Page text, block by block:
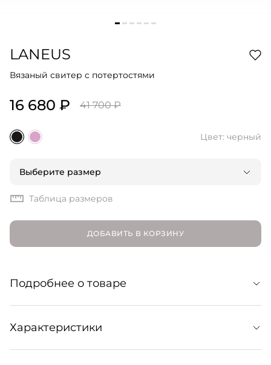
LANEUS
Вязаный свитер с потертостями
16 680 ₽ 41 700 ₽
Цвет: черный
Выберите размер
Таблица размеров
ДОБАВИТЬ В КОРЗИНУ
Подробнее о товаре
Вязаный свитер из мягкой пряжи в актуальном
дизайне с потертостями. Расслабленный силуэт
Характеристики